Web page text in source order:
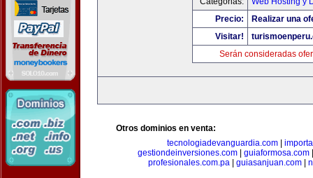
Precio:
Realizar una
Visitar!
Serán consideradas
Otros dominios en venta:
tecnologiadevanguardia.com|
gestiondeinversiones.com| guiaformosa.com
profesionales.com.pa
guiasanjuan.com